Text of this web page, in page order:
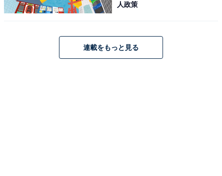
人政策
連載をもっと見る